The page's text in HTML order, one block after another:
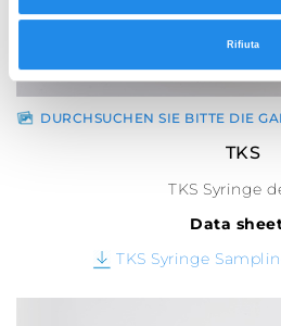
Rifiuta
DURCHSUCHEN SIE BITTE DIE
TKS
TKS Syringe
Data
TKS Syringe